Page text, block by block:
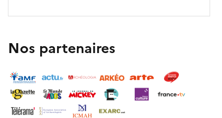
archéologique de haute-Silésie. Lors de l’exposition,
objets découverts au cours de celles-ci.L’ouverture
de l’exposition ainsi que la conférence d’ouverture
à 17,00 (entrée gratuite).
Nos partenaires